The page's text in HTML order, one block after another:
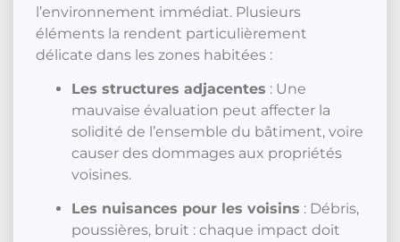
l’environnement immédiat. Plusieurs
éléments la rendent particulièrement
délicate dans les zones habitées :
Les structures adjacentes : Une
mauvaise évaluation peut affecter la
solidité de l’ensemble du bâtiment, voire
causer des dommages aux propriétés
voisines.
Les nuisances pour les voisins : Débris,
poussières, bruit : chaque impact doit